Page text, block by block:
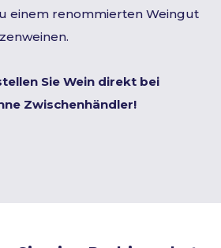
einem renommierten Weingut
Sie Wein direkt bei
Zwischenhändler!